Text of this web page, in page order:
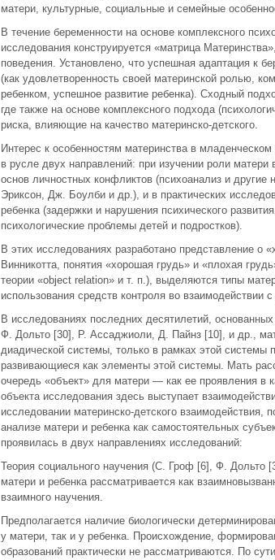
матери, культурные, социальные и семейные
В течение беременности на основе комплексного
исследования конструируется «матрица
поведения. Установлено, что успешная адаптация к
(как удовлетворенность своей материнской ролью,
ребенком, успешное развитие ребенка). Сходный
где также на основе комплексного подхода
риска, влияющие на качество материнско-детского.
Интерес к особенностям материнства в
в русле двух направлений: при изучении роли
основ личностных конфликтов (психоанализ и
Эриксон, Дж. Боулби и др.), и в практических
ребенка (задержки и нарушения психического
психологические проблемы детей и подростков).
В этих исследованиях разработано представление
Винникотта, понятия «хорошая грудь» и «плохая
теории «object relation» и т. п.), выделяются типы
использования средств контроля во
В исследованиях последних десятилетий,
Ф. Дольто [30], Р. Ассаджиоли, Д. Пайнз [10], и др.,
диадической системы, только в рамках этой системы
развивающиеся как элементы этой системы. Мать
очередь «объект» для матери — как ее проявления в
объекта исследования здесь выступает
исследовании материнско-детского
анализе матери и ребенка как самостоятельных
проявилась в двух направлениях исследований:
Теория социального научения (С. Гроф [6], Ф. Дольто
матери и ребенка рассматривается как
взаимного научения.
Предполагается наличие биологически
у матери, так и у ребенка. Происхождение,
образований практически не рассматриваются. По